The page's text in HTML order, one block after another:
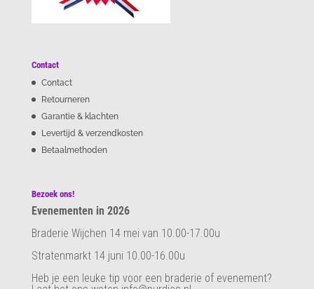
Contact
Contact
Retourneren
Garantie & klachten
Levertijd & verzendkosten
Betaalmethoden
Bezoek ons!
Evenementen in 2026
Braderie Wijchen 14 mei van 10.00-17.00u
Stratenmarkt 14 juni 10.00-16.00u
Heb je een leuke tip voor een braderie of evenement?